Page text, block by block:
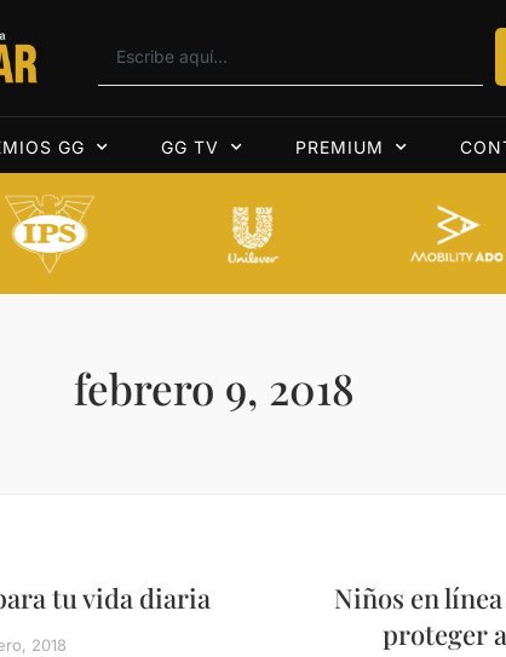
GG GG TV PREMIUM
febrero 9, 2018
tu vida diaria
2018
Niños en
proteger